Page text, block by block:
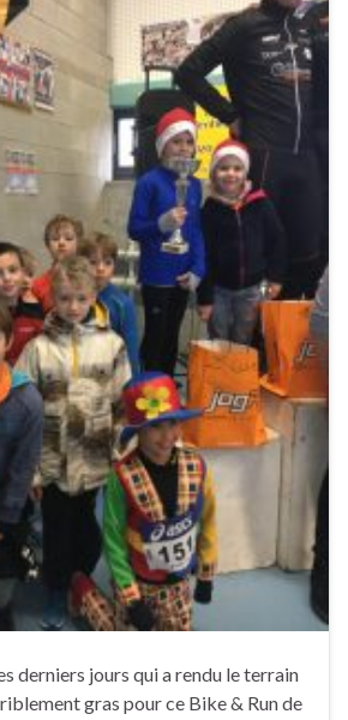
derniers jours qui a rendu le terrain
gras pour ce Bike & Run de